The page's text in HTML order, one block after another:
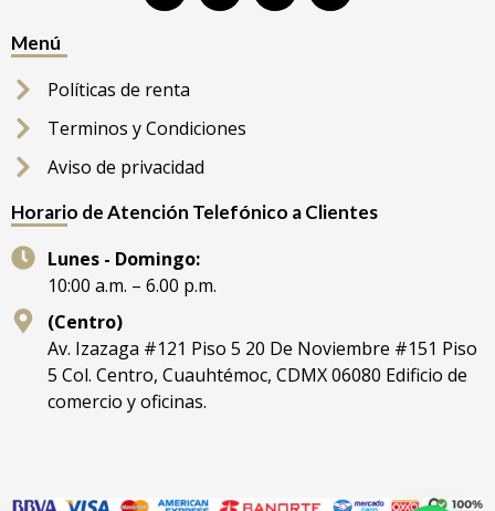
Menú
Políticas de renta
Terminos y Condiciones
Aviso de privacidad
Horario de Atención Telefónico a Clientes
Lunes - Domingo:
10:00 a.m. – 6.00 p.m.
(Centro)
Av. Izazaga #121 Piso 5 20 De Noviembre #151 Piso
5 Col. Centro, Cuauhtémoc, CDMX 06080 Edificio de
comercio y oficinas.